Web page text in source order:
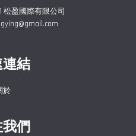
松盈國際有限公司
結
於
我們